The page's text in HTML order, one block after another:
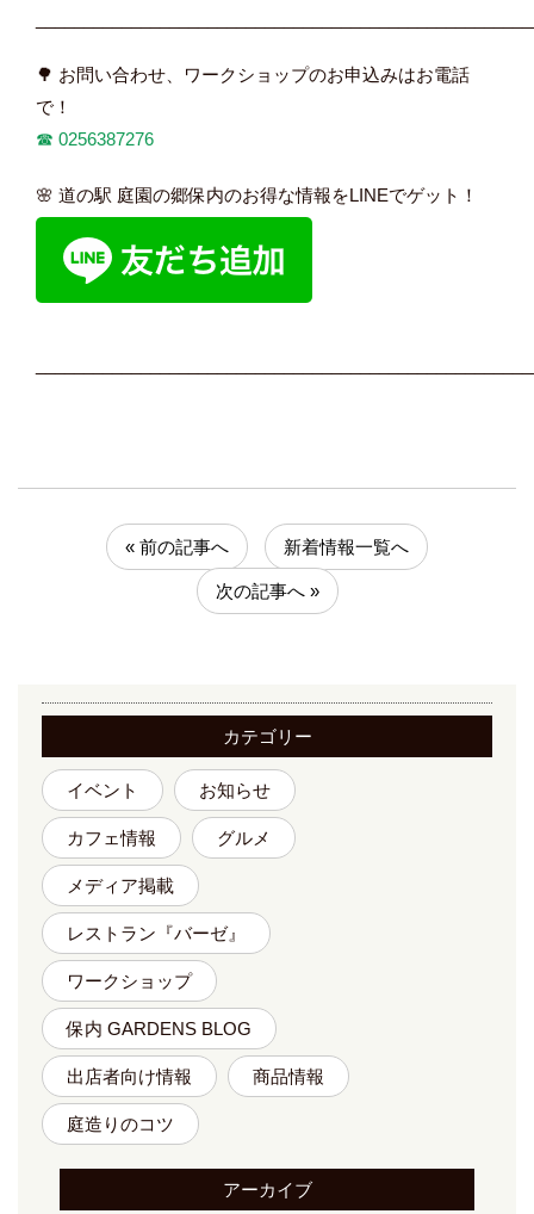
🌳 お問い合わせ、ワークショップのお申込みはお電話
で！
☎︎ 0256387276
🌸 道の駅 庭園の郷保内のお得な情報をLINEでゲット！
« 前の記事へ 新着情報一覧へ
次の記事へ »
カテゴリー
イベント お知らせ
カフェ情報 グルメ
メディア掲載
レストラン『バーゼ』
ワークショップ
保内 GARDENS BLOG
出店者向け情報 商品情報
庭造りのコツ
アーカイブ